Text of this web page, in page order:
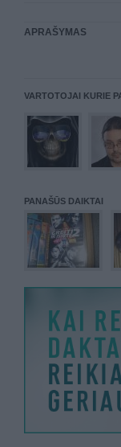
APRAŠYMAS
VARTOTOJAI KURIE
PANAŠŪS DAIKTAI